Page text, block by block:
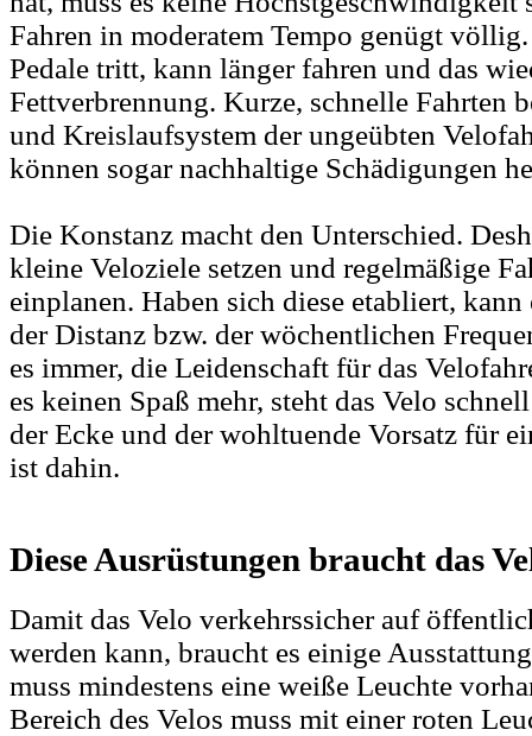
Fahren in moderatem Tempo genügt
Pedale tritt, kann länger fahren und das
Fettverbrennung. Kurze, schnelle Fahrten
und Kreislaufsystem der ungeübten
können sogar nachhaltige Schädigungen
Die Konstanz macht den Unterschied.
kleine Veloziele setzen und regelmäßige
einplanen. Haben sich diese etabliert,
der Distanz bzw. der wöchentlichen
es immer, die Leidenschaft für das
es keinen Spaß mehr, steht das Velo
der Ecke und der wohltuende Vorsatz für
ist dahin.
Diese Ausrüstungen braucht das
Damit das Velo verkehrssicher auf
werden kann, braucht es einige
muss mindestens eine weiße Leuchte
Bereich des Velos muss mit einer roten